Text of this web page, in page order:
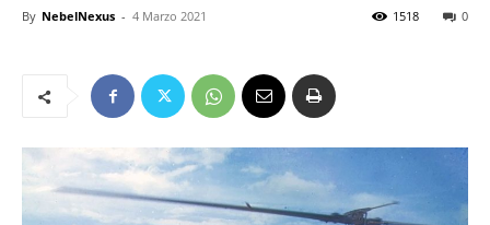
By NebelNexus - 4 Marzo 2021 0
1518